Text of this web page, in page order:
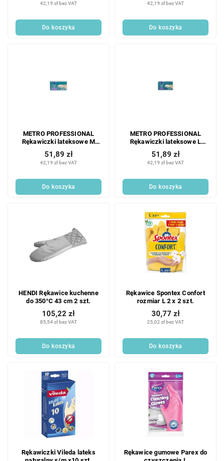
42,19 zł bez VAT
Do koszyka
42,19 zł bez VAT
Do koszyka
METRO PROFESSIONAL
Rękawiczki lateksowe M
białe 100 szt.
42,19 zł bez VAT
51,89 zł
Do koszyka
METRO PROFESSIONAL
Rękawiczki lateksowe L
białe 100 szt.
42,19 zł bez VAT
51,89 zł
Do koszyka
HENDI Rękawice kuchenne
do 350°C 43 cm 2 szt.
85,54 zł bez VAT
105,22 zł
Do koszyka
Rękawice Spontex Confort
rozmiar L 2 x 2 szt.
25,02 zł bez VAT
30,77 zł
Do koszyka
Rękawiczki Vileda lateks
Rękawice gumowe Parex do